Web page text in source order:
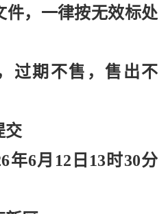
件，一律按无效标处
过期不售，售出不
交
年6月12日13时30分